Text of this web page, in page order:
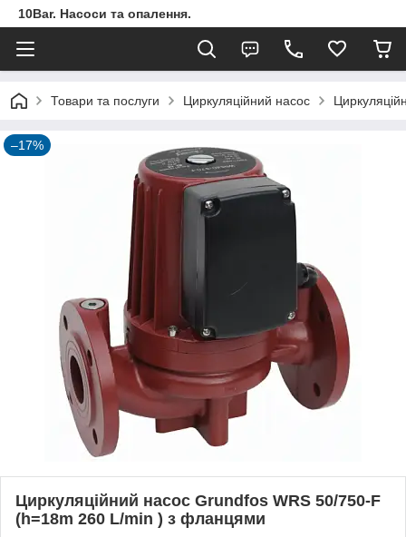
10Bar. Насоси та опалення.
Товари та послуги Циркуляційний насос
–17%
Циркуляційний насос Grundfos WRS 50/750-F
(h=18m 260 L/min ) з фланцями